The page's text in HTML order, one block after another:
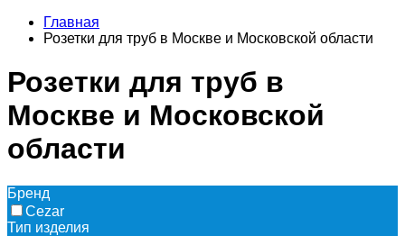
Главная
Розетки для труб в Москве и Московской области
Розетки для труб в
Москве и Московской
области
Бренд
Cezar
Тип изделия